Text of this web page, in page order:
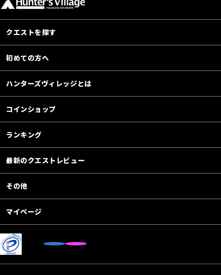
クエストを探す
初めての方へ
ハンターズヴィレッジとは
コインショップ
ランキング
最新のクエストレビュー
その他
マイページ